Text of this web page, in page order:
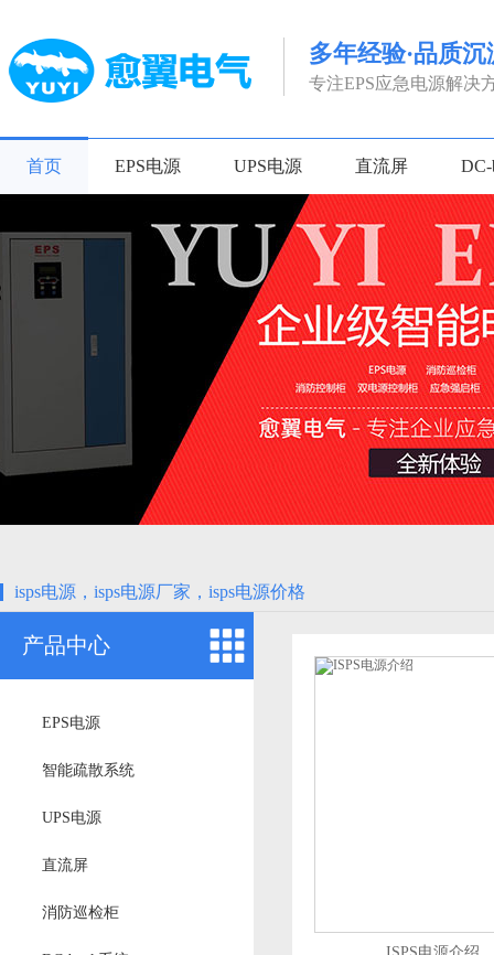
多年经验·品质沉
专注EPS应急电源解决
首页 EPS电源 UPS电源 直流屏 DC-
isps电源，isps电源厂家，isps电源价格
产品中心
EPS电源
智能疏散系统
UPS电源
直流屏
消防巡检柜